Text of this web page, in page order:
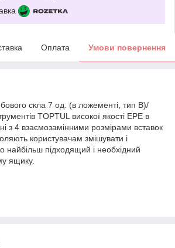
Оплата Умови повернення
скла 7 од. (в ложементі, тип B)/
TOPTUL високої якості EPE в
з 4 взаємозамінними розмірами вставок
користувачам змішувати і
найбільш підходящий і необхідний
ящику.